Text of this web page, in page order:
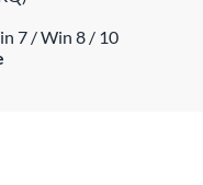
7 / Win 8 / 10